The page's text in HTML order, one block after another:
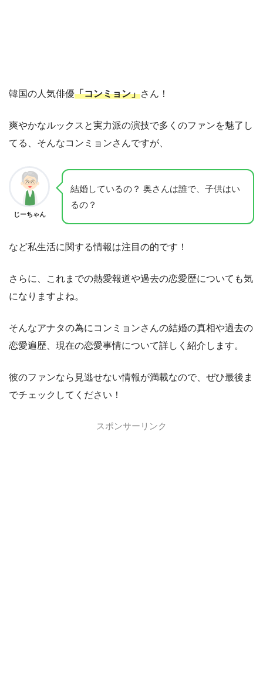
韓国の人気俳優「コンミョン」さん！
爽やかなルックスと実力派の演技で多くのファンを魅了し
てる、そんなコンミョンさんですが、
じーちゃん
結婚しているの？ 奥さんは誰で、子供はい
るの？
など私生活に関する情報は注目の的です！
さらに、これまでの熱愛報道や過去の恋愛歴についても気
になりますよね。
そんなアナタの為にコンミョンさんの結婚の真相や過去の
恋愛遍歴、現在の恋愛事情について詳しく紹介します。
彼のファンなら見逃せない情報が満載なので、ぜひ最後ま
でチェックしてください！
スポンサーリンク